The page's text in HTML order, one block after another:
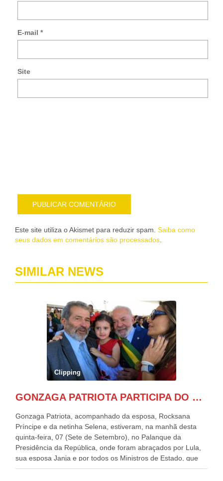
E-mail *
Site
Este site utiliza o Akismet para reduzir spam. Saiba como
seus dados em comentários são processados
SIMILAR NEWS
Clipping
GONZAGA PATRIOTA PARTICIPA DO DESFILE DA INDEPENDÊNCIA NO PALANQUE DA PRESIDÊNCIA DA REPÚBLICA E É ABRAÇADO POR LULA E POR GERALDO ALCKMIN.
Gonzaga Patriota, acompanhado da esposa, Rocksana
Príncipe e da netinha Selena, estiveram, na manhã desta
quinta-feira, 07 (Sete de Setembro), no Palanque da
Presidência da República, onde foram abraçados por Lula,
sua esposa Janja e por todos os Ministros de Estado, que
estavam presentes, nos Desfiles da Independência da